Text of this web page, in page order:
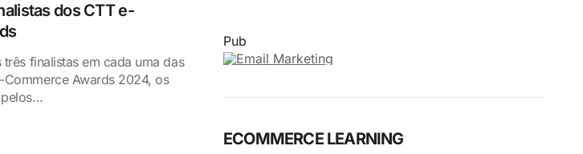
dos CTT e-
finalistas em cada uma das
Awards 2024, os
pelos…
Pub
ECOMMERCE LEARNING